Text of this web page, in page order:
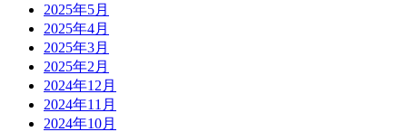
2025年5月
2025年4月
2025年3月
2025年2月
2024年12月
2024年11月
2024年10月